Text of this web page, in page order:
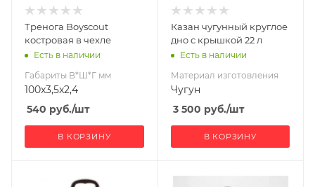
Тренога Boyscout
костровая в чехле
Есть в наличии
Габариты В*Ш*Г мм
100x3,5x2,4
540 руб./шт
В КОРЗИНУ
Казан чугунный круглое
дно с крышкой 22 л
Есть в наличии
Материал изготовления
Чугун
3 500 руб./шт
В КОРЗИНУ
Материал